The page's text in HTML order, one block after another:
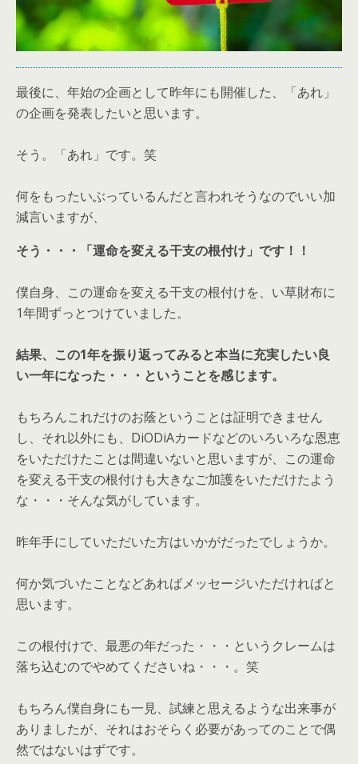
最後に、年始の企画として昨年にも開催した、「あれ」
の企画を発表したいと思います。
そう。「あれ」です。笑
何をもったいぶっているんだと言われそうなのでいい加
減言いますが、
そう・・・「運命を変える干支の根付け」です！！
僕自身、この運命を変える干支の根付けを、い草財布に
1年間ずっとつけていました。
結果、この1年を振り返ってみると本当に充実したい良
い一年になった・・・ということを感じます。
もちろんこれだけのお蔭ということは証明できません
し、それ以外にも、DiODiAカードなどのいろいろな恩恵
をいただけたことは間違いないと思いますが、この運命
を変える干支の根付けも大きなご加護をいただけたよう
な・・・そんな気がしています。
昨年手にしていただいた方はいかがだったでしょうか。
何か気づいたことなどあればメッセージいただければと
思います。
この根付けで、最悪の年だった・・・というクレームは
落ち込むのでやめてくださいね・・・。笑
もちろん僕自身にも一見、試練と思えるような出来事が
ありましたが、それはおそらく必要があってのことで偶
然ではないはずです。